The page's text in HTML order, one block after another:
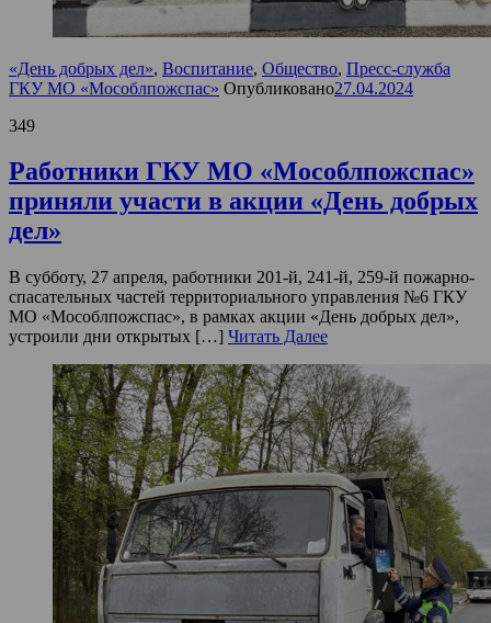
«День добрых дел», Воспитание, Общество, Пресс-служба
ГКУ МО «Мособлпожспас» Опубликовано27.04.2024
349
Работники ГКУ МО «Мособлпожспас»
приняли участи в акции «День добрых
дел»
В субботу, 27 апреля, работники 201-й, 241-й, 259-й пожарно-
спасательных частей территориального управления №6 ГКУ
МО «Мособлпожспас», в рамках акции «День добрых дел»,
устроили дни открытых […] Читать Далее